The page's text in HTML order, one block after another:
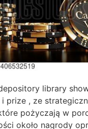
library
prize , ze
pożyczają w
około nagrody